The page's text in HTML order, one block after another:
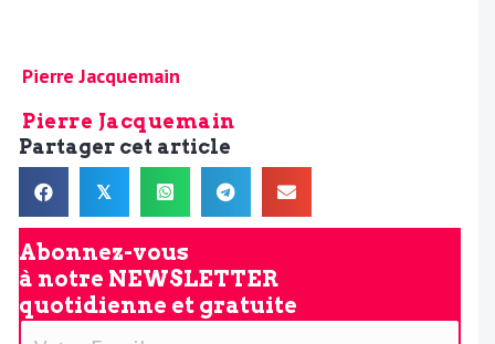
Pierre Jacquemain
Pierre Jacquemain
Partager cet article
𝕏
Abonnez-vous
à notre NEWSLETTER
quotidienne et gratuite
V